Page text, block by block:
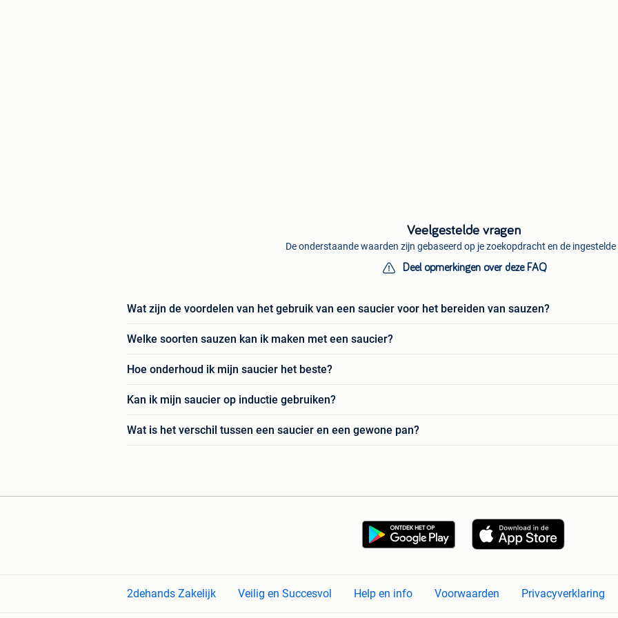
Veelgestelde vragen
De onderstaande waarden zijn gebaseerd op je zoekopdracht en de
Deel opmerkingen over deze FAQ
Wat zijn de voordelen van het gebruik van een saucier voor het bereiden van sauzen?
Welke soorten sauzen kan ik maken met een saucier?
Hoe onderhoud ik mijn saucier het beste?
Kan ik mijn saucier op inductie gebruiken?
Wat is het verschil tussen een saucier en een gewone pan?
2dehands Zakelijk Veilig en Succesvol Help en info Voorwaarden Privacyverklaring